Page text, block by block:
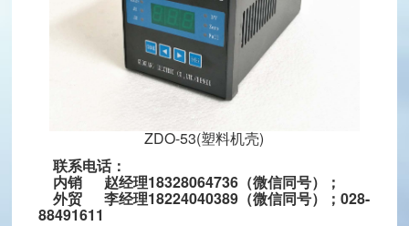
ZDO-53(塑料机壳)
联系电话：
内销 赵经理18328064736（微信同号）；
外贸 李经理18224040389（微信同号）；028-
88491611